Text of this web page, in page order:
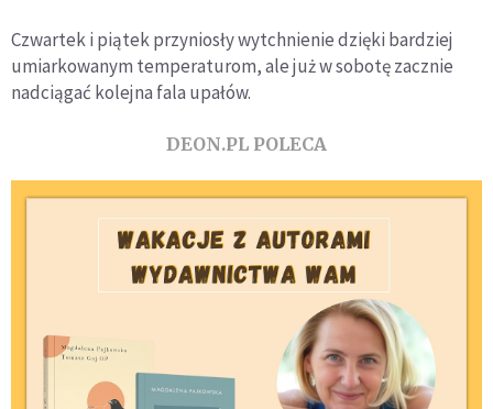
Czwartek i piątek przyniosły wytchnienie dzięki bardziej
umiarkowanym temperaturom, ale już w sobotę zacznie
nadciągać kolejna fala upałów.
DEON.PL POLECA